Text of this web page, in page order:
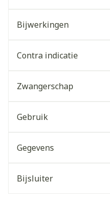
Bijwerkingen
Contra indicatie
Zwangerschap
Gebruik
Gegevens
Bijsluiter